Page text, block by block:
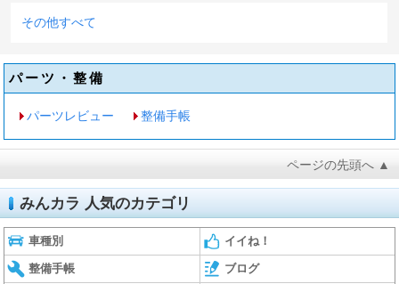
その他すべて
パーツ・整備
パーツレビュー 整備手帳
ページの先頭へ ▲
みんカラ 人気のカテゴリ
車種別 イイね！
整備手帳 ブログ